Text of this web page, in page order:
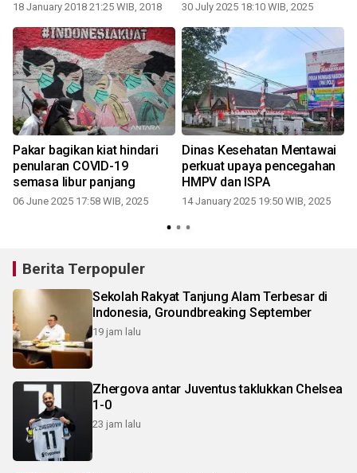
18 January 2018 21:25 WIB, 2018 30 July 2025 18:10 WIB, 2025
Pakar bagikan kiat hindari
penularan COVID-19
semasa libur panjang
06 June 2025 17:58 WIB, 2025
Dinas Kesehatan Mentawai
perkuat upaya pencegahan
HMPV dan ISPA
14 January 2025 19:50 WIB, 2025
Berita Terpopuler
Sekolah Rakyat Tanjung Alam Terbesar di
Indonesia, Groundbreaking September
19 jam lalu
Zhergova antar Juventus taklukkan Chelsea
1-0
23 jam lalu